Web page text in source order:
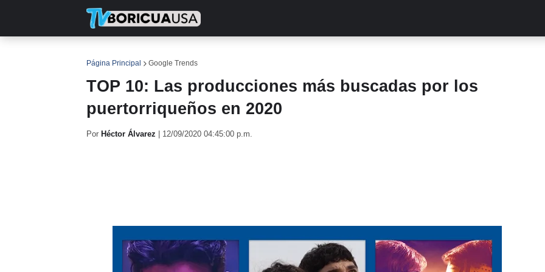
Página Principal Google Trends
TOP 10: Las producciones más buscadas por los
puertorriqueños en 2020
Por Héctor Álvarez 12/09/2020 04:45:00 p.m.